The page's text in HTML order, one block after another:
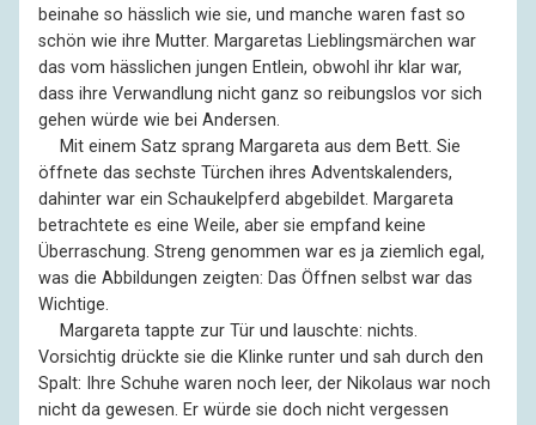
beinahe so hässlich wie sie, und manche waren fast so
schön wie ihre Mutter. Margaretas Lieblingsmärchen war
das vom hässlichen jungen Entlein, obwohl ihr klar war,
dass ihre Verwandlung nicht ganz so reibungslos vor sich
gehen würde wie bei Andersen.
Mit einem Satz sprang Margareta aus dem Bett. Sie
öffnete das sechste Türchen ihres Adventskalenders,
dahinter war ein Schaukelpferd abgebildet. Margareta
betrachtete es eine Weile, aber sie empfand keine
Überraschung. Streng genommen war es ja ziemlich egal,
was die Abbildungen zeigten: Das Öffnen selbst war das
Wichtige.
Margareta tappte zur Tür und lauschte: nichts.
Vorsichtig drückte sie die Klinke runter und sah durch den
Spalt: Ihre Schuhe waren noch leer, der Nikolaus war noch
nicht da gewesen. Er würde sie doch nicht vergessen